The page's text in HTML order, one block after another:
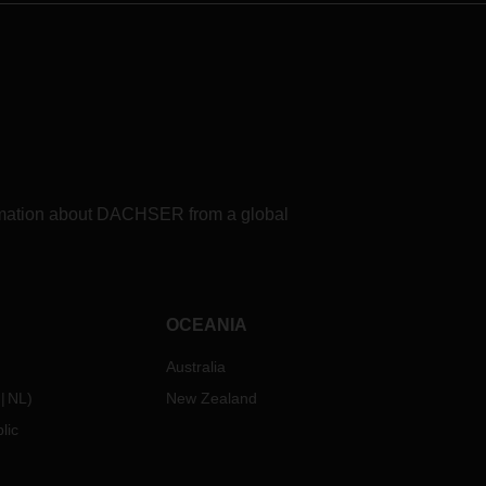
about DACHSER from a global
NL )
OCEANIA
Australia
New Zealand